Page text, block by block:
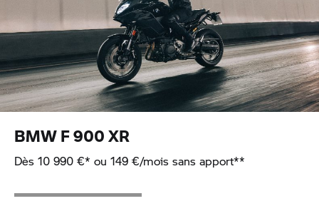
BMWF 900 XR
Dès 10 990 €* ou 149 €/mois sans apport**